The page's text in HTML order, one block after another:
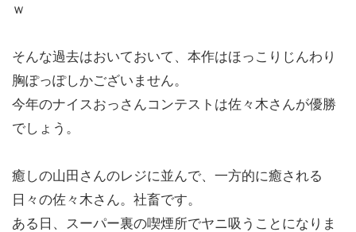
ｗ
そんな過去はおいておいて、本作はほっこりじんわり
胸ぽっぽしかございません。
今年のナイスおっさんコンテストは佐々木さんが優勝
でしょう。
癒しの山田さんのレジに並んで、一方的に癒される
日々の佐々木さん。社畜です。
ある日、スーパー裏の喫煙所でヤニ吸うことになりま